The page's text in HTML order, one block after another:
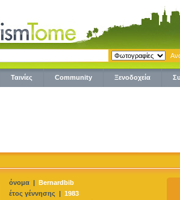
Ταινίες Community Ξενοδοχεία
όνομα | Bernardbib
έτος γέννησης | 1983